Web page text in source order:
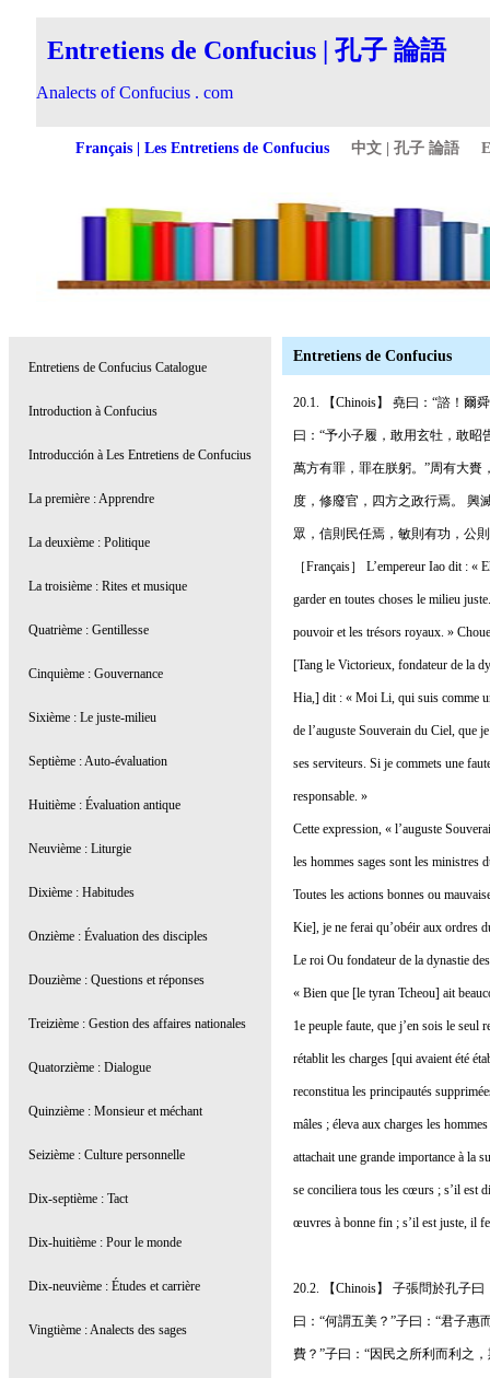
Entretiens de Confucius
20.1. 【Chinois】 堯曰：“諮！爾
曰：“予小子履，敢用玄牡，敢
萬方有罪，罪在朕躬。”周有大賚
度，修廢官，四方之政行焉。 興
眾，信則民任焉，敏則有功，公
［Français］ L’empereur Iao dit :
garder en toutes choses le milieu
pouvoir et les trésors royaux. »
[Tang le Victorieux, fondateur de la
Hia,] dit : « Moi Li, qui suis comme
de l’auguste Souverain du Ciel, que
ses serviteurs. Si je commets une
responsable. »
Cette expression, « l’auguste
les hommes sages sont les ministres
Toutes les actions bonnes ou
Kie], je ne ferai qu’obéir aux ordres
Le roi Ou fondateur de la dynastie
« Bien que [le tyran Tcheou] ait
1e peuple faute, que j’en sois le seul
rétablit les charges [qui avaient été
reconstitua les principautés
mâles ; éleva aux charges les
attachait une grande importance à la
se conciliera tous les cœurs ; s’il est
œuvres à bonne fin ; s’il est juste, il
20.2. 【Chinois】 子張問於孔子
曰：“何謂五美？”子曰：“君子
費？”子曰：“因民之所利而利之